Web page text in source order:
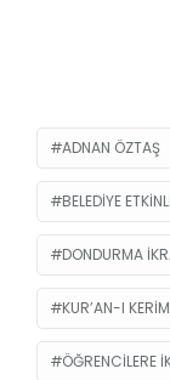
ADNAN ÖZTAŞ
BELEDIYE
DONDURMA
KUR’AN-I KERIM
ÖĞRENCILERE